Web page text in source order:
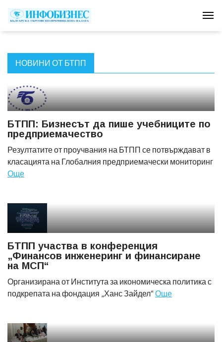
НОВИНИ ОТ БТПП
БТПП: Бизнесът да пише учебниците по
предприемачество
Резултатите от проучвания на БТПП се потвърждават в
класацията на Глобалния предприемачески мониторинг
Още
БТПП участва в конференция
„Финансов инженеринг и финансиране
на МСП“
Организирана от Института за икономическа политика с
подкрепата на фондация „Ханс Зайдел“Още